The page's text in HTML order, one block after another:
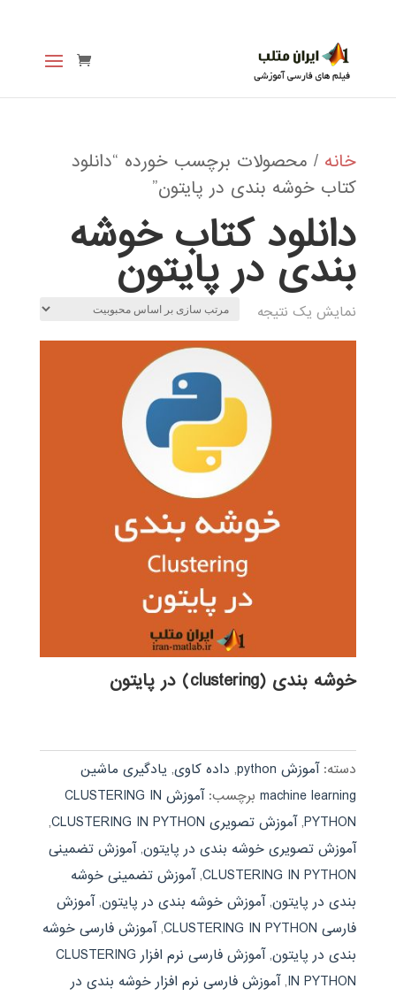
خانه / محصولات برچسب خورده “دانلود
کتاب خوشه بندی در پایتون”
دانلود کتاب خوشه
بندی در پایتون
نمایش یک نتیجه
خوشه بندی (clustering) در پایتون
دسته:آموزش python , داده کاوی, یادگیری ماشین
machine learning برچسب:
آموزش CLUSTERING IN
PYTHON
,آموزش تصویری CLUSTERING IN PYTHON
,
آموزش تصویری خوشه بندی در پایتون,آموزش تضمینی
CLUSTERING IN PYTHON
,آموزش تضمینی خوشه
بندی در پایتون,آموزش خوشه بندی در پایتون,آموزش
فارسی CLUSTERING IN PYTHON
,آموزش فارسی خوشه
بندی در پایتون,
آموزش فارسی نرم افزار CLUSTERING
IN PYTHON
,آموزش فارسی نرم افزار خوشه بندی در